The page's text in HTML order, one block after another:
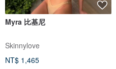
Myra 比基尼
Skinnylove
NT$ 1,465